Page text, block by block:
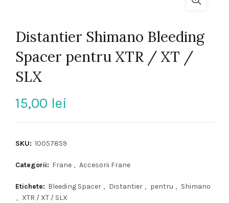
Distantier Shimano Bleeding
Spacer pentru XTR / XT /
SLX
15,00 lei
SKU: 10057859
Categorii: Frane , Accesorii Frane
Etichete: Bleeding Spacer , Distantier , pentru , Shimano
, XTR / XT / SLX